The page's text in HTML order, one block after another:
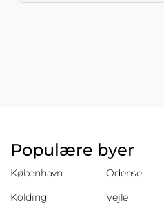
Populære byer
København Odense
Kolding
Vejle